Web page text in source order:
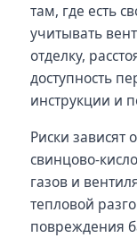
там, где есть
учитывать
отделку,
доступность
инструкции и
Риски зависят
свинцово-
газов и
тепловой
повреждения